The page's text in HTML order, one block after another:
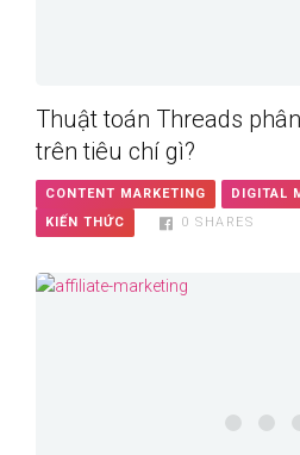
Thuật toán Threads
trên tiêu chí gì?
CONTENT MARKETING
DIGITAL
KIẾN THỨC
0 SHARES